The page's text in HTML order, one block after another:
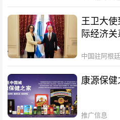
王卫大使
际经济
中国驻阿根
康源保
推广信息